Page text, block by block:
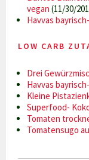
vegan (11/30/
Havvas
LOW CARB
Drei
Havvas
Kleine
Superfood-
Tomaten
Tomatensugo